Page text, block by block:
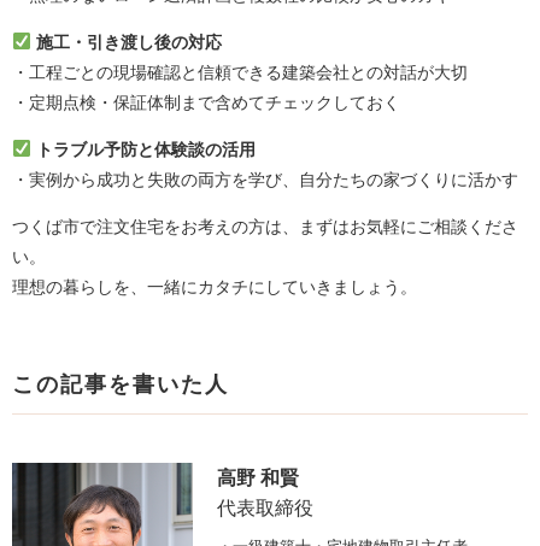
施工・引き渡し後の対応
・工程ごとの現場確認と信頼できる建築会社との対話が大切
・定期点検・保証体制まで含めてチェックしておく
トラブル予防と体験談の活用
・実例から成功と失敗の両方を学び、自分たちの家づくりに活かす
つくば市で注文住宅をお考えの方は、まずはお気軽にご相談くださ
い。
理想の暮らしを、一緒にカタチにしていきましょう。
この記事を書いた人
高野 和賢
代表取締役